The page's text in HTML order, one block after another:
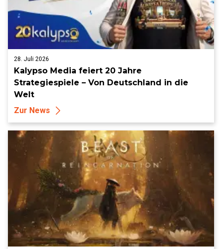
28. Juli 2026
Kalypso Media feiert 20 Jahre
Strategiespiele – Von Deutschland in die
Welt
Zur News